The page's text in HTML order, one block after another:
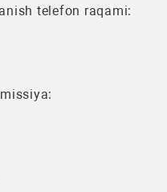
telefon raqami: